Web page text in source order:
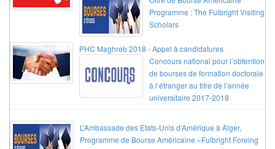
Programme : The Fulbright Visiting
Scholars
PHC Maghreb 2018 - Appel à candidatures
Concours national pour l’obtention
de bourses de formation doctorale
à l’étranger au titre de l’année
universitaire 2017-2018
L’Ambassade des Etats-Unis d’Amérique à Alger,
Programme de Bourse Américaine «Fulbright Foreing